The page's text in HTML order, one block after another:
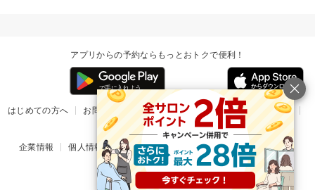
アプリからの予約ならもっとおトクで便利！
はじめての方へ お問い合わせ ヘルプ リリース情報
利用規約
掲載ご希望のサロン様
企業情報 個人情報保護方針 楽天のサービス一覧 アプリ一覧
© Rakuten Group, Inc.